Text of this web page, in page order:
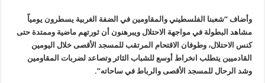
وأضاف “شعبنا الفلسطيني والمقاومين في الضفة الغربية يسطرون يومياً
مشاهد البطولة في مواجهة الاحتلال ويبرهنون أن ثورتهم ماضية وممتدة حتى
كنس الاحتلال، وطوفان الاقتحام المرتقب للمسجد الأقصى خلال اليومين
القادميين يتطلب انخراط أوسع للشباب الثائر وتصاعد لضربات المقاومين
وشد الرحال للمسجد الأقصى والرباط في ساحاته”.